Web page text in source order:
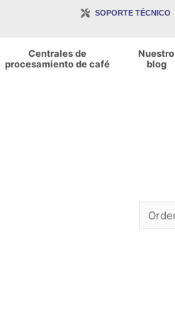
SOPORTE TÉCNICO
Centrales de
procesamiento de café
Nuestro
blog